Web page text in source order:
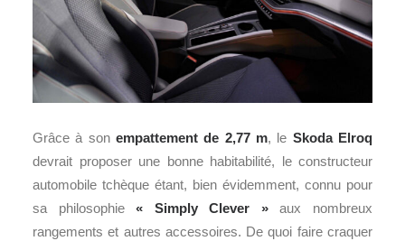
Grâce à son empattement de 2,77 m, le Skoda Elroq
devrait proposer une bonne habitabilité, le constructeur
automobile tchèque étant, bien évidemment, connu pour
sa philosophie« Simply Clever »aux nombreux
rangements et autres accessoires. De quoi faire craquer